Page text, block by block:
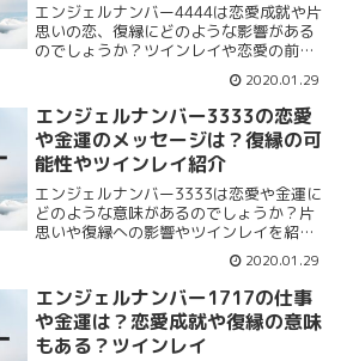
エンジェルナンバー4444は恋愛成就や片
思いの恋、復縁にどのような影響がある
のでしょうか？ツインレイや恋愛の前兆
についてまとめます。エンジェルナンバ
ー4444は恋愛に関して安定の意味があり
ます。復縁や片思いに意味があるのでし
ょうか。まとめて紹介していきます。
2020.01.29
エンジェルナンバー3333の恋愛
や金運のメッセージは？復縁の可
能性やツインレイ紹介
エンジェルナンバー3333は恋愛や金運に
どのような意味があるのでしょうか？片
思いや復縁への影響やツインレイを紹介
していきます。エンジェルナンバー3333
の恋愛のメッセージは片思いや復縁した
い相手と恋に落ちるという意味なのか？
金運、ツインレイもまとめていきます。
2020.01.29
エンジェルナンバー1717の仕事
や金運は？恋愛成就や復縁の意味
もある？ツインレイ